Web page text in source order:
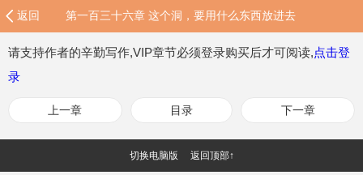
返回 第一百三十六章 这个洞，要用什么东西放进去？
请支持作者的辛勤写作,VIP章节必须登录购买后才可阅读,点击登
录
上一章 目录 下一章
切换电脑版 返回顶部↑